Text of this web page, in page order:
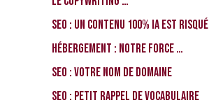
SEO : Un contenu 100% IA est risqué
Hébergement : notre force …
SEO : votre nom de domaine
SEO : petit rappel de vocabulaire